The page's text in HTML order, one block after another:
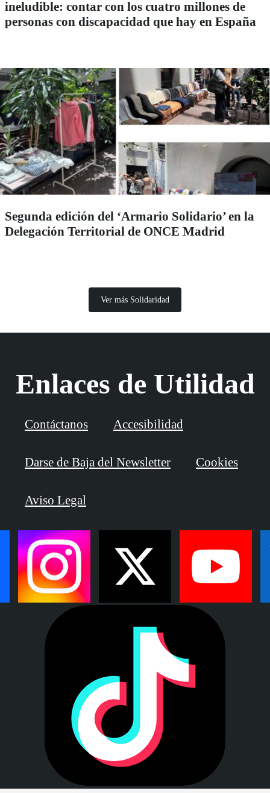
ineludible: contar con los cuatro millones de
personas con discapacidad que hay en España
Segunda edición del ‘Armario Solidario’ en la
Delegación Territorial de ONCE Madrid
Ver más Solidaridad
Enlaces de Utilidad
Contáctanos Accesibilidad
Darse de Baja del Newsletter Cookies
Aviso Legal